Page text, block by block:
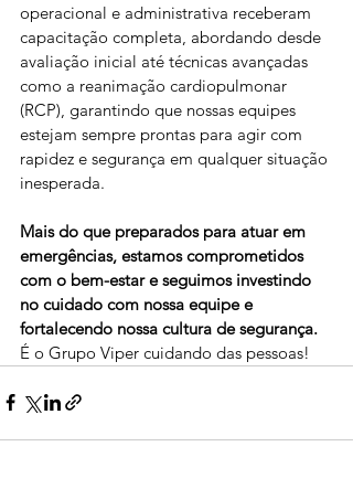
operacional e administrativa receberam
capacitação completa, abordando desde
avaliação inicial até técnicas avançadas
como a reanimação cardiopulmonar
(RCP), garantindo que nossas equipes
estejam sempre prontas para agir com
rapidez e segurança em qualquer situação
inesperada.
Mais do que preparados para atuar em
emergências, estamos comprometidos
com o bem-estar e seguimos investindo
no cuidado com nossa equipe e
fortalecendo nossa cultura de segurança.
É o Grupo Viper cuidando das pessoas!